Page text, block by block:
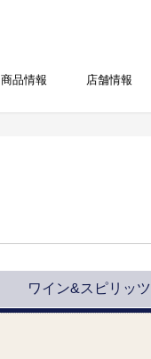
商品情報 店舗情報
ワイン&スピリッツ